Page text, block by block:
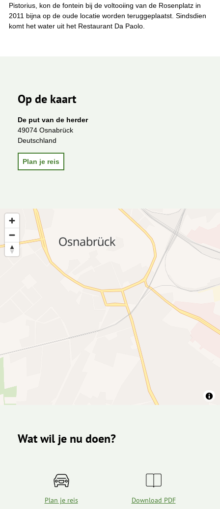
Pistorius, kon de fontein bij de voltooiing van de Rosenplatz in
2011 bijna op de oude locatie worden teruggeplaatst. Sindsdien
komt het water uit het Restaurant Da Paolo.
Op de kaart
De put van de herder
49074 Osnabrück
Deutschland
Plan je reis
Wat wil je nu doen?
Plan je reis Download PDF